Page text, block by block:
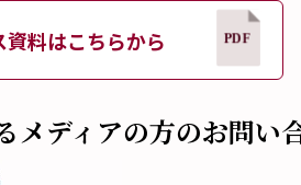
料はこちらから
メディアの方のお問い